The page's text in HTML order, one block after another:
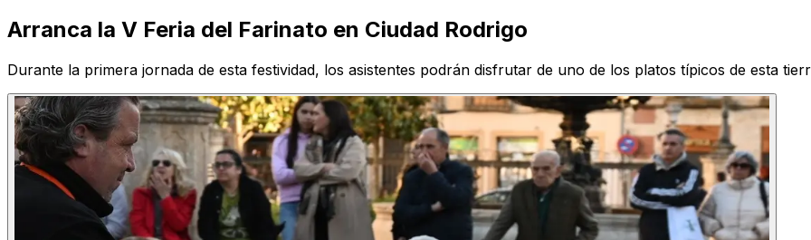
Arranca la V Feria del Farinato en Ciudad Rodrigo
Durante la primera jornada de esta festividad, los asistentes podrán disfrutar de uno de los platos típicos de esta